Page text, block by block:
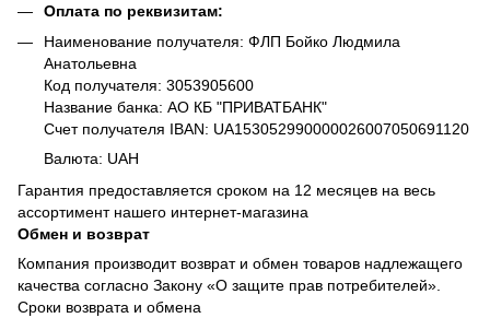
Оплата по реквизитам:
Наименование получателя: ФЛП Бойко Людмила
Анатольевна
Код получателя: 3053905600
Название банка: АО КБ "ПРИВАТБАНК"
Счет получателя IBAN: UA153052990000026007050691120
Валюта: UAH
Гарантия предоставляется сроком на 12 месяцев на весь
ассортимент нашего интернет-магазина
Обмен и возврат
Компания производит возврат и обмен товаров надлежащего
качества согласно Закону «О защите прав потребителей».
Сроки возврата и обмена